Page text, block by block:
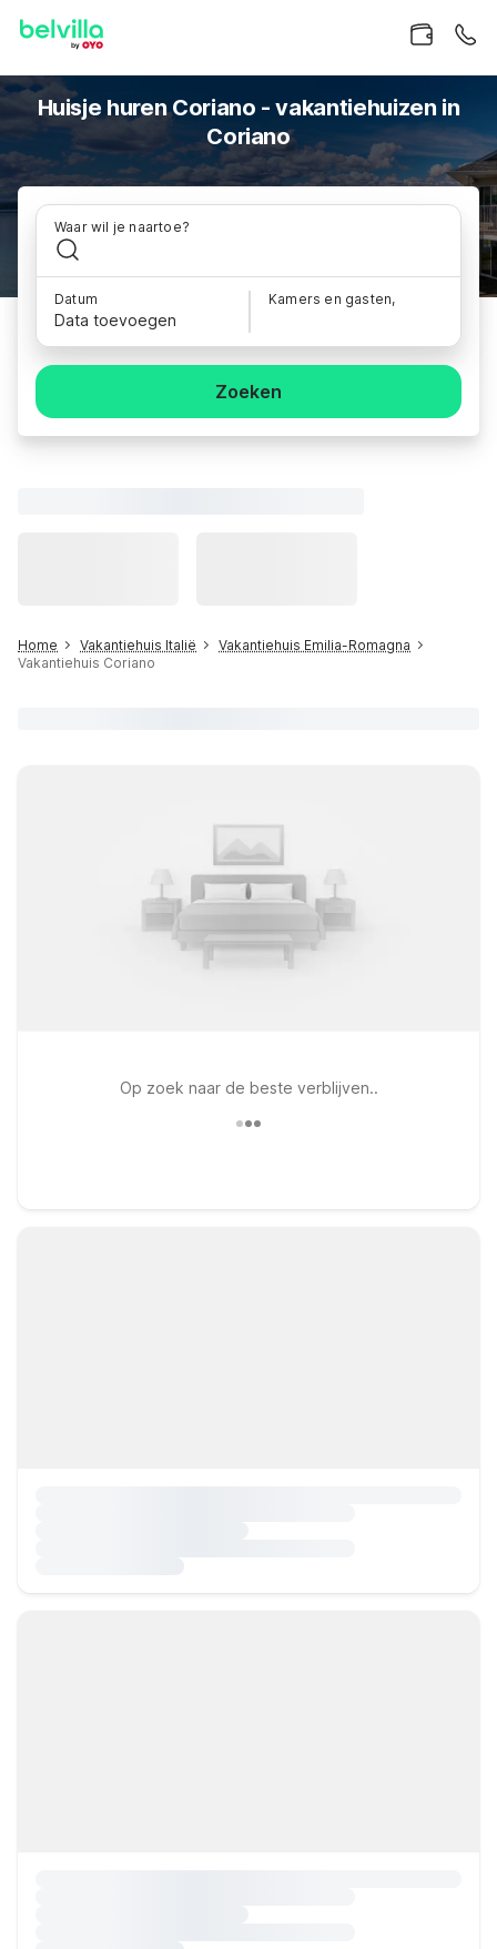
Huisje huren Coriano - vakantiehuizen in
Coriano
Waar wil je naartoe?
Datum
Data toevoegen
Kamers en gasten,
Zoeken
Home Vakantiehuis Italië
Vakantiehuis Emilia-Romagna
Vakantiehuis Coriano
Op zoek naar de beste verblijven..